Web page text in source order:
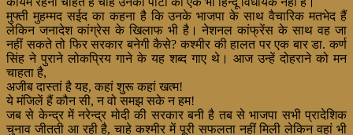
मुफ्ती मुहम्मद सईद का कहना है कि उनके भाजपा के साथ वैचारिक मतभेद हैं
लेकिन जनादेश कांग्रेस के खिलाफ भी है। नेशनल कांफ्रेंस के साथ वह जा
नहीं सकते तो फिर सरकार बनेगी कैसे? कश्मीर की हालत पर एक बार डा. कर्ण
सिंह ने पुराने लोकप्रिय गाने के यह शब्द गाए थे। आज उन्हें दोहराने को मन
चाहता है,
अजीब दास्तां है यह, कहां शुरू कहां खत्म!
ये मंजिलें हैं कौन सी, न वो समझ सके न हम!
जब से केन्द्र में नरेन्द्र मोदी की सरकार बनी है तब से भाजपा सभी प्रादेशिक
चुनाव जीतती आ रही है, चाहे कश्मीर में पूरी सफलता नहीं मिली लेकिन वहां भी